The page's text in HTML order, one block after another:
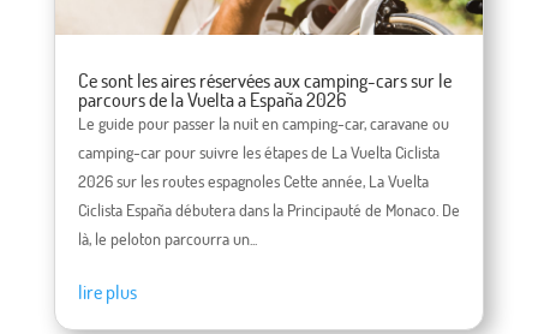
Ce sont les aires réservées aux camping-cars sur le
parcours de la Vuelta a España 2026
Le guide pour passer la nuit en camping-car, caravane ou
camping-car pour suivre les étapes de La Vuelta Ciclista
2026 sur les routes espagnoles Cette année, La Vuelta
Ciclista España débutera dans la Principauté de Monaco. De
là, le peloton parcourra un...
lire plus